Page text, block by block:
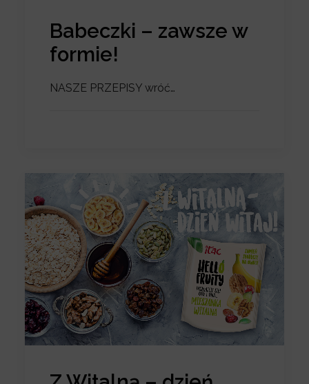
Babeczki – zawsze w
formie!
NASZE PRZEPISY wróć…